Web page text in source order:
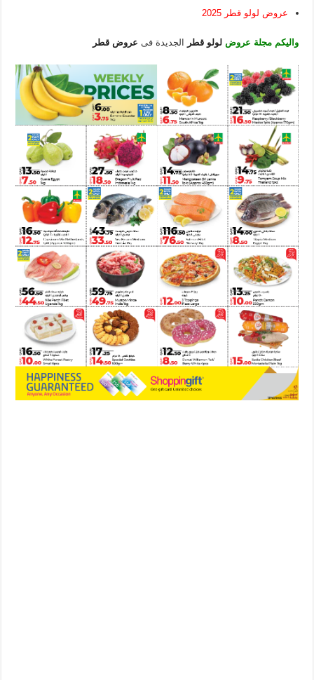
عروض لولو قطر 2025
واليكم مجلة عروض لولو قطر الجديدة فى عروض قطر